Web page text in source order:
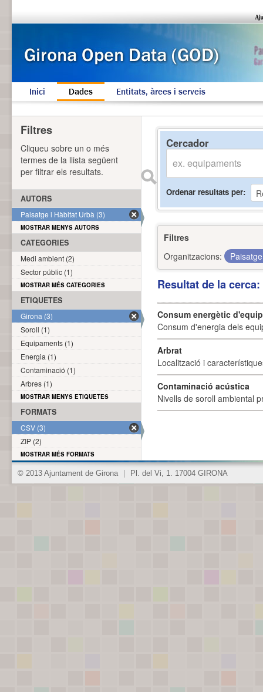
Inici Dades Entitats, àrees i serveis
Cercador
Ordenar resultats per
Filtres
Organitzacions:
Resultat de la
Consum energètic
Consum d'energia dels
Arbrat
Localització i
Contaminació acústica
Nivells de soroll ambiental
Filtres
Cliqueu sobre un o més
termes de la llista següent
per filtrar els resultats.
AUTORS
Paisatge i Hàbitat Urbà (3)
MOSTRAR MENYS AUTORS
CATEGORIES
Medi ambient (2)
Sector públic (1)
MOSTRAR MÉS CATEGORIES
ETIQUETES
Girona (3)
Soroll (1)
Equipaments (1)
Energia (1)
Contaminació (1)
Arbres (1)
MOSTRAR MENYS ETIQUETES
FORMATS
CSV (3)
ZIP (2)
MOSTRAR MÉS FORMATS
© 2013 Ajuntament de Girona Pl. del Vi, 1. 17004 GIRONA